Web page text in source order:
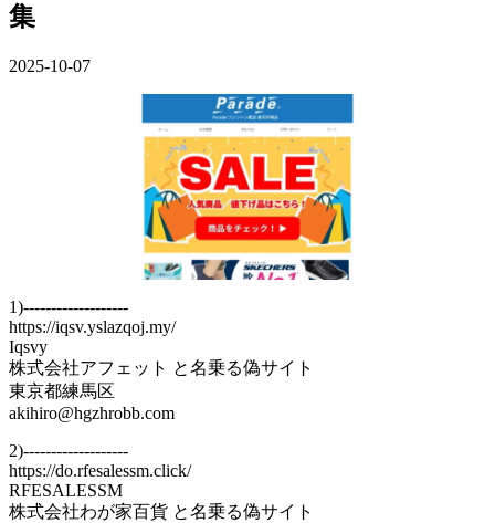
集
2025-10-07
1)-------------------
https://iqsv.yslazqoj.my/
Iqsvy
株式会社アフェット と名乗る偽サイト
東京都練馬区
akihiro@hgzhrobb.com
2)-------------------
https://do.rfesalessm.click/
RFESALESSM
株式会社わが家百貨 と名乗る偽サイト